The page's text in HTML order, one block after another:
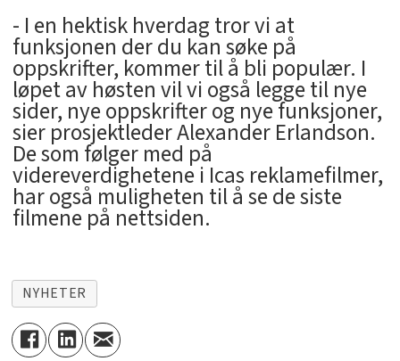
- I en hektisk hverdag tror vi at
funksjonen der du kan søke på
oppskrifter, kommer til å bli populær. I
løpet av høsten vil vi også legge til nye
sider, nye oppskrifter og nye funksjoner,
sier prosjektleder Alexander Erlandson.
De som følger med på
videreverdighetene i Icas reklamefilmer,
har også muligheten til å se de siste
filmene på nettsiden.
NYHETER